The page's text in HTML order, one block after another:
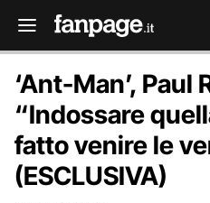
‘Ant-Man’, Paul
“Indossare
fatto venire le
(ESCLUSIVA)